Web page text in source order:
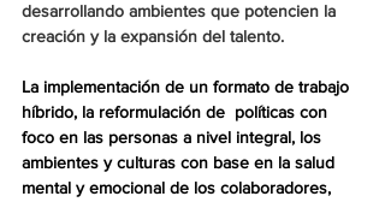
desarrollando ambientes que potencien la
creación y la expansión del talento.
La implementación de un formato de trabajo
híbrido, la reformulación de  políticas con
foco en las personas a nivel integral, los
ambientes y culturas con base en la salud
mental y emocional de los colaboradores,